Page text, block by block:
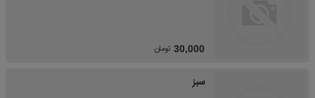
30,000 تومان
سبز